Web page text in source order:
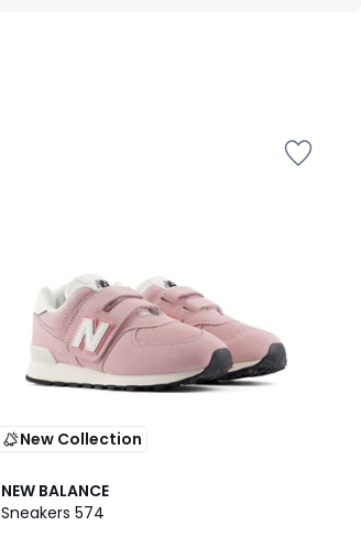
New Collection
NEW BALANCE
Sneakers 574